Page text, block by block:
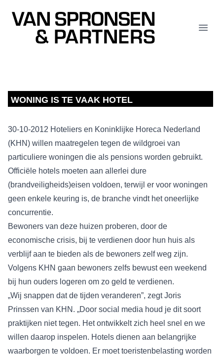
Van Spronsen & Partners
WONING IS TE VAAK HOTEL
30-10-2012 Hoteliers en Koninklijke Horeca Nederland
(KHN) willen maatregelen tegen de wildgroei van
particuliere woningen die als pensions worden gebruikt.
Officiële hotels moeten aan allerlei dure
(brandveiligheids)eisen voldoen, terwijl er voor woningen
geen enkele keuring is, de branche vindt het oneerlijke
concurrentie.
Bewoners van deze huizen proberen, door de
economische crisis, bij te verdienen door hun huis als
verblijf aan te bieden als de bewoners zelf weg zijn.
Volgens KHN gaan bewoners zelfs bewust een weekend
bij hun ouders logeren om zo geld te verdienen.
„Wij snappen dat de tijden veranderen”, zegt Joris
Prinssen van KHN. „Door social media houd je dit soort
praktijken niet tegen. Het ontwikkelt zich heel snel en we
willen daarop inspelen. Hotels dienen aan belangrijke
waarborgen te voldoen. Er moet toeristenbelasting worden